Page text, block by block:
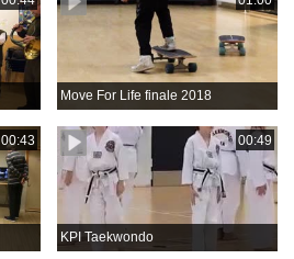
Move For Life finale 2018
00:43 00:49
KPI Taekwondo